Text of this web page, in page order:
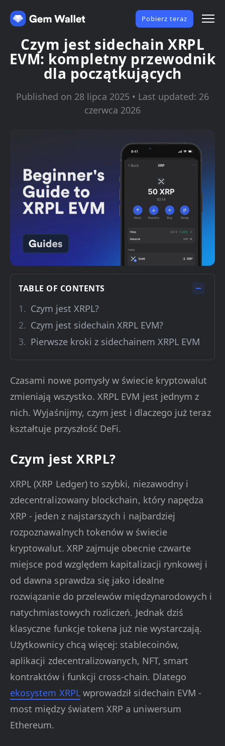
Pobierz teraz
Czym jest sidechain XRPL
EVM: kompletny przewodnik
dla początkujących
Published on 28 lipca 2025 • Last updated: 26
czerwca 2026
TABLE OF CONTENTS
Czym jest XRPL?
Czym jest sidechain XRPL EVM?
Pierwsze kroki z sidechainem XRPL EVM
Czasami nowe pomysły w świecie kryptowalut
zmieniają wszystko. XRPL EVM jest jednym z
nich. Wyjaśnijmy, czym jest i dlaczego już teraz
kształtuje przyszłość DeFi.
Czym jest XRPL?
XRPL (XRP Ledger) to szybki, niezawodny i
zdecentralizowany blockchain, który napędza
XRP - jeden z najstarszych i najbardziej
rozpoznawalnych tokenów w świecie
kryptowalut. XRP zajmuje obecnie czwarte
miejsce pod względem kapitalizacji rynkowej i
od dawna sprawdza się jako idealne
rozwiązanie do przelewów międzynarodowych i
natychmiastowych rozliczeń. Jednak dziś
klasyczne funkcje tokena już nie wystarczają.
Użytkownicy chcą więcej: stablecoinów,
aplikacji zdecentralizowanych, NFT, smart
kontraktów i funkcji cross-chain. Dlatego
ekosystem XRPLwprowadził sidechain EVM -
most między światem XRP a uniwersum
Ethereum.